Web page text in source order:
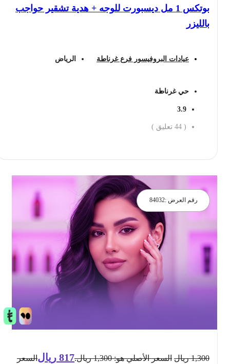
بوتكس 1 مل ديسبورت للوجه + هدية تشقير حواجب
بالليزر
عيادات البروفيسور فرع غرناطة الرياض
حي غرناطة
3.9
44 تعليق )
رقم العرض :84032
1,300 ريال السعر الأصلي هو: 1,300 ريال. 817 ريال السعر